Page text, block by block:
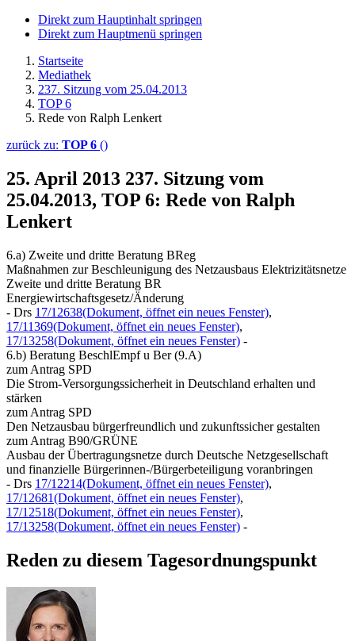
Direkt zum Hauptinhalt springen
Direkt zum Hauptmenü springen
Startseite
Mediathek
237. Sitzung vom 25.04.2013
TOP 6
Rede von Ralph Lenkert
zurück zu: TOP 6 ()
25. April 2013 237. Sitzung vom
25.04.2013, TOP 6: Rede von Ralph
Lenkert
6.a) Zweite und dritte Beratung BReg
Maßnahmen zur Beschleunigung des Netzausbaus Elektrizitätsnetze
Zweite und dritte Beratung BR
Energiewirtschaftsgesetz/Änderung
- Drs 17/12638(Dokument, öffnet ein neues Fenster),
17/11369(Dokument, öffnet ein neues Fenster),
17/13258(Dokument, öffnet ein neues Fenster) -
6.b) Beratung BeschlEmpf u Ber (9.A)
zum Antrag SPD
Die Strom-Versorgungssicherheit in Deutschland erhalten und
stärken
zum Antrag SPD
Den Netzausbau bürgerfreundlich und zukunftssicher gestalten
zum Antrag B90/GRÜNE
Ausbau der Übertragungsnetze durch Deutsche Netzgesellschaft
und finanzielle Bürgerinnen-/Bürgerbeteiligung voranbringen
- Drs 17/12214(Dokument, öffnet ein neues Fenster),
17/12681(Dokument, öffnet ein neues Fenster),
17/12518(Dokument, öffnet ein neues Fenster),
17/13258(Dokument, öffnet ein neues Fenster) -
Reden zu diesem Tagesordnungspunkt